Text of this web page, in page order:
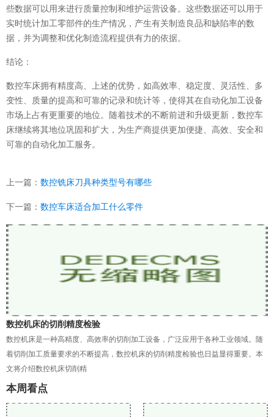
些数据可以用来进行质量控制和维护运营设备。这些数据还可以用于
实时统计加工零部件的生产情况，产生有关制造良品和缺陷率的数
据，并为调整和优化制造流程提供有力的依据。
结论：
数控车床拥有精度高、上述的优势，如高效率、稳定度、灵活性、多
变性、质量的提高和可靠的记录和统计等，使得其在自动化加工设备
市场上占有更重要的地位。随着技术的不断前进和升级更新，数控车
床继续将其地位巩固和扩大，为生产商提供更加便捷、高效、安全和
可靠的自动化加工服务。
上一篇： 数控铣床刀具种类型号有哪些
下一篇： 数控车床适合加工什么零件
数控机床的切削精度检验
数控机床是一种高精度、高效率的切削加工设备，广泛应用于各种工业领域。随
着切削加工质量要求的不断提高，数控机床的切削精度检验也日益显得重要。本
文将介绍数控机床切削精
本周看点